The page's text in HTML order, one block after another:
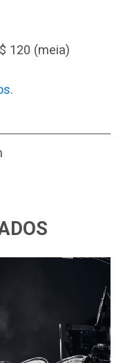
120 (meia)
.